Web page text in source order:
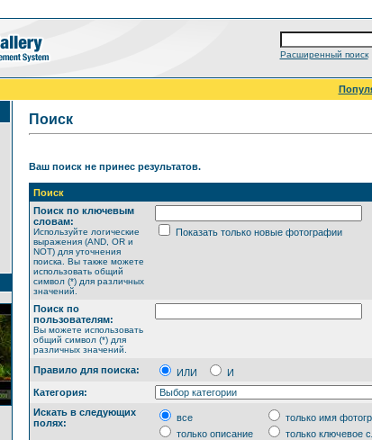
Расширенный поиск
Поиск
Ваш поиск не принес результатов.
Поиск
Поиск по ключевым
словам:
Используйте логические
выражения (AND, OR и
NOT) для уточнения
поиска. Вы также можете
использовать общий
символ (*) для различных
значений.
Показать только новые фотографии
Поиск по
пользователям:
Вы можете использовать
общий символ (*) для
различных значений.
Правило для поиска: ИЛИ
И
Категория:
Искать в следующих
полях:
все
только имя
только описание
только ключевое